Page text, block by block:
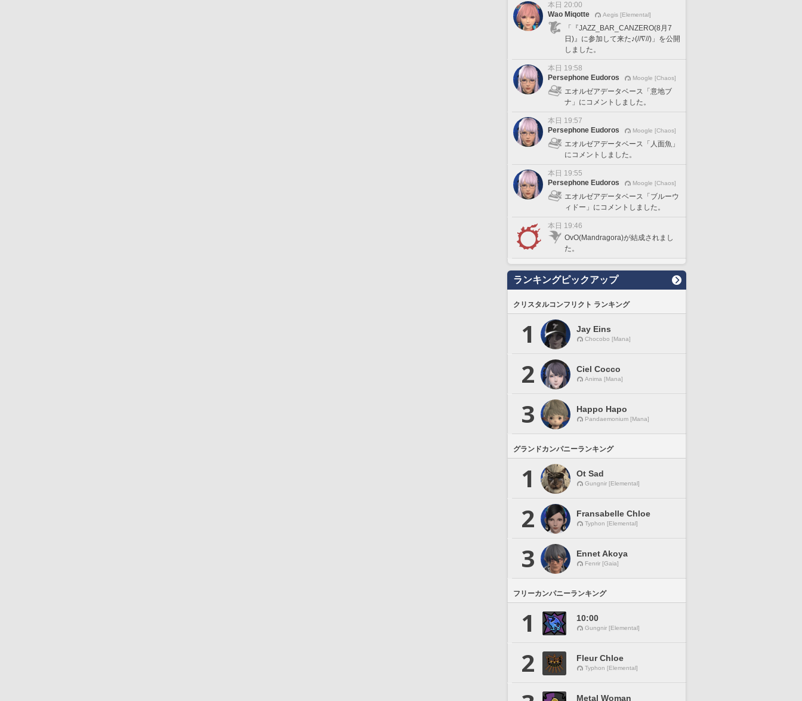
本日 20:00
Wao Miqotte
Aegis [Elemental]
「『JAZZ_BAR_CANZERO(8月7
日)』に参加して来た♪(//∇//)」を公開
しました。
本日 19:58
Persephone Eudoros
Moogle [Chaos]
エオルゼアデータベース「意地ブ
ナ」にコメントしました。
本日 19:57
Persephone Eudoros
Moogle [Chaos]
エオルゼアデータベース「人面魚」
にコメントしました。
本日 19:55
Persephone Eudoros
Moogle [Chaos]
エオルゼアデータベース「ブルーウ
ィドー」にコメントしました。
本日 19:46
OvO(Mandragora)が結成されまし
た。
ランキングピックアップ
クリスタルコンフリクト ランキング
1 Jay Eins
Chocobo [Mana]
2 Ciel Cocco
Anima [Mana]
3 Happo Hapo
Pandaemonium [Mana]
グランドカンパニーランキング
1 Ot Sad
Gungnir [Elemental]
2 Fransabelle Chloe
Typhon [Elemental]
3 Ennet Akoya
Fenrir [Gaia]
フリーカンパニーランキング
1 10:00
Gungnir [Elemental]
2 Fleur Chloe
Typhon [Elemental]
Metal Woman